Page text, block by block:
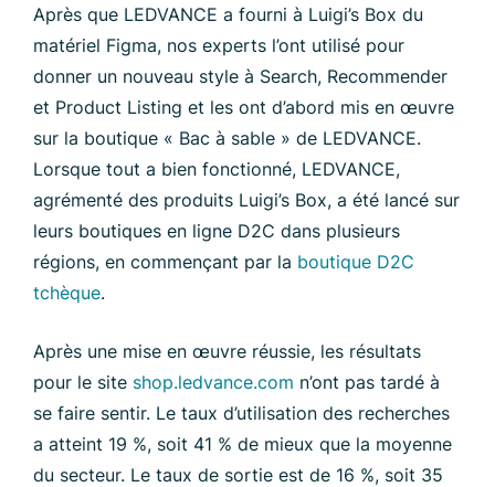
Après que LEDVANCE a fourni à Luigi’s Box du
matériel Figma, nos experts l’ont utilisé pour
donner un nouveau style à Search, Recommender
et Product Listing et les ont d’abord mis en œuvre
sur la boutique « Bac à sable » de LEDVANCE.
Lorsque tout a bien fonctionné, LEDVANCE,
agrémenté des produits Luigi’s Box, a été lancé sur
leurs boutiques en ligne D2C dans plusieurs
régions, en commençant par la boutique D2C
tchèque.
Après une mise en œuvre réussie, les résultats
pour le site shop.ledvance.com n’ont pas tardé à
se faire sentir. Le taux d’utilisation des recherches
a atteint 19 %, soit 41 % de mieux que la moyenne
du secteur. Le taux de sortie est de 16 %, soit 35